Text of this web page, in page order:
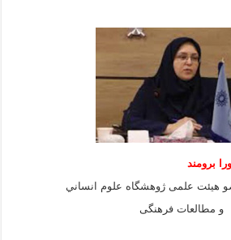
هيئت علمى ژوهشگاه علوم انساني
و مطالعات فرهنگى